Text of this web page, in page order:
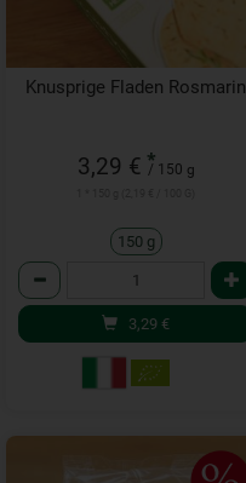
Knusprige Fladen Rosmarin
3,29 € *
/ 150 g
150 g
Anzahl
3,29 €